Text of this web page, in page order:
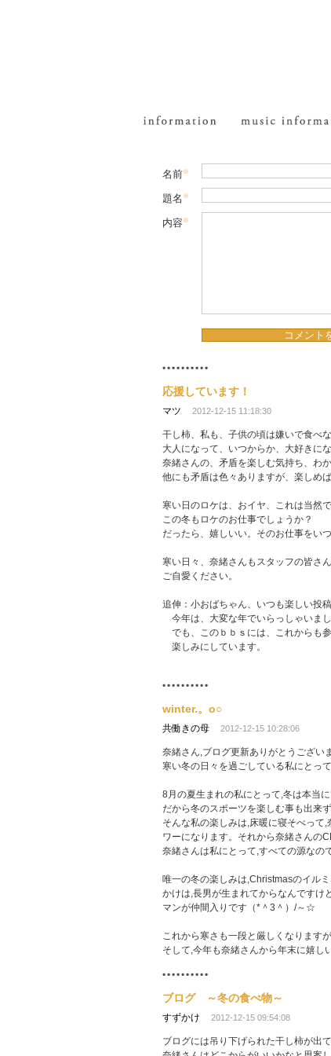
名前※
題名 ※
内容 ※
応援しています！
マツ 2012-12-15 11:18:30
干し柿、私も、子供の頃は嫌いで食べな
大人になって、いつからか、大好きにな
奈緒さんの、矛盾を楽しむ気持ち、わか
他にも矛盾は色々ありますが、楽しめ
寒い日のロケは、おイヤ、これは当然
この冬もロケのお仕事でしょうか？
だったら、嬉しいい。そのお仕事をい
寒い日々、奈緒さんもスタッフの皆さ
ご自愛ください。
追伸：小おばちゃん、いつも楽しい投
今年は、大変な年でいらっしゃいまし
でも、このｂｂｓには、これからも参
楽しみにしています。
winter.。o○
共働きの母 2012-12-15 10:28:06
奈緒さん,ブログ更新ありがとうござ
寒い冬の日々を過ごしている私にとっ
8月の夏生まれの私にとって,冬は本当
だから冬のスポーツを楽しむ事も出来
そんな私の楽しみは,床暖に寝そべって
ワーになります。それから奈緒さんの
奈緒さんは私にとって,すべての源なの
唯一の冬の楽しみは,Christmasのイル
かけは,長男が生まれてからなんです
マンが仲間入りです（*＾3＾）/～☆
これから寒さも一段と厳しくなります
そして,今年も奈緒さんから年末に嬉
ブログ ～冬の食べ物～
すずかけ 2012-12-15 09:54:08
ブログには吊り下げられた干し柿が出て